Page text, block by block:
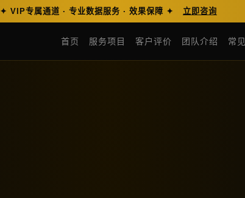
✦ VIP专属通道 · 专业数据服务 · 效果保障 ✦ 立即咨询
首页 服务项目 客户评价 团队介绍 常